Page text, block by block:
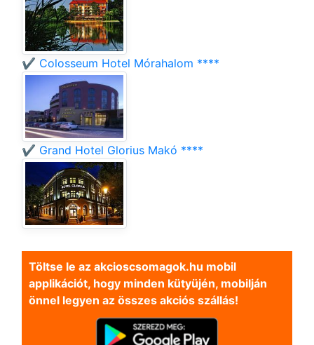
✔️ Colosseum Hotel Mórahalom ****
✔️ Grand Hotel Glorius Makó ****
Töltse le az akcioscsomagok.hu mobil
applikációt, hogy minden kütyüjén, mobilján
önnel legyen az összes akciós szállás!